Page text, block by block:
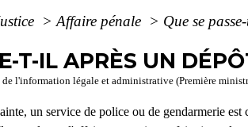
> Affaire pénale > Que se
T-IL APRÈS UN
l'information légale et administrative (Première
un service de police ou de gendarmerie